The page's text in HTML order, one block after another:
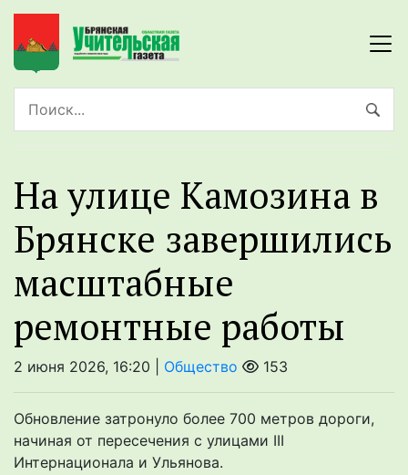
На улице Камозина в
Брянске завершились
масштабные
ремонтные работы
2 июня 2026, 16:20 | Общество 153
Обновление затронуло более 700 метров дороги,
начиная от пересечения с улицами III
Интернационала и Ульянова.